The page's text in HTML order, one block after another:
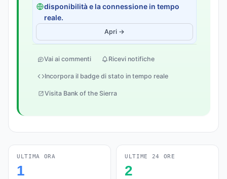
disponibilità e la connessione in tempo
reale.
Apri →
Vai ai commenti Ricevi notifiche
Incorpora il badge di stato in tempo reale
Visita Bank of the Sierra
ULTIMA ORA
1
ULTIME 24 ORE
2